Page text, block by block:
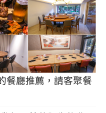
餐廳推薦，請客聚餐